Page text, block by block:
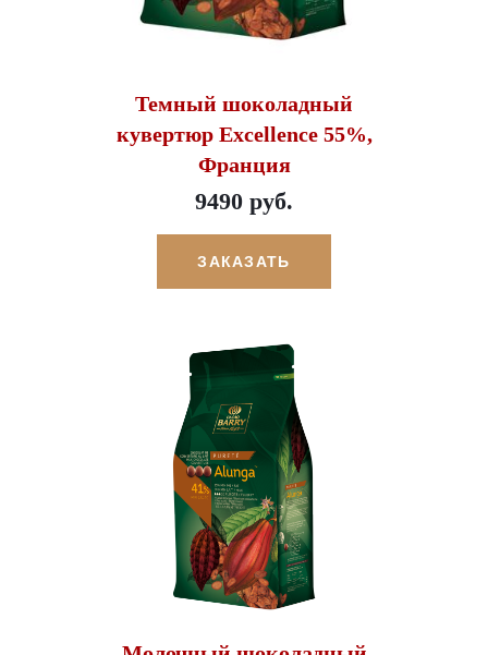
Темный шоколадный
кувертюр Excellence 55%,
Франция
9490 руб.
ЗАКАЗАТЬ